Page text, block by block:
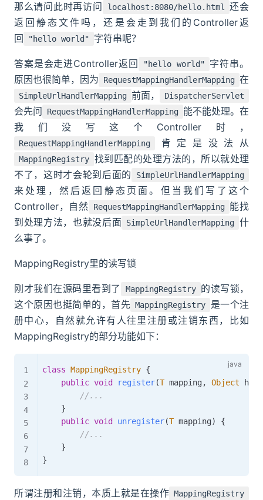
那么请问此时再访问 localhost:8080/hello.html 还会
返回静态文件吗，还是会走到我们的Controller返
回
"hello world" 字符串呢？
答案是会走进Controller返回 "hello world"
字符串。
原因也很简单，因为
RequestMappingHandlerMapping 在
SimpleUrlHandlerMapping 前面， DispatcherServlet
会先问 RequestMappingHandlerMapping 能不能处理。在
我们没写这个Controller时，
RequestMappingHandlerMapping 肯定是没法从
MappingRegistry 找到匹配的处理方法的，所以就处理
不了，这时才会轮到后面的
SimpleUrlHandlerMapping
来处理，然后返回静态页面。但当我们写了这个
Controller，自然
RequestMappingHandlerMapping 能找
到处理方法，也就没后面 SimpleUrlHandlerMapping 什
么事了。
MappingRegistry里的读写锁
刚才我们在源码里看到了 MappingRegistry 的读写锁，
这个原因也挺简单的，首先 MappingRegistry
是一个注
册中心，自然就允许有人往里注册或注销东西，比如
MappingRegistry的部分功能如下：
class MappingRegistry {
public void register(T mapping, Object
//...
}
public void unregister(T mapping)
{
//...
}
}
所谓注册和注销，本质上就是在操作 MappingRegistry